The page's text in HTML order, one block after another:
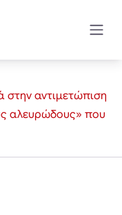
αντιμετώπιση
αλευρώδους» που